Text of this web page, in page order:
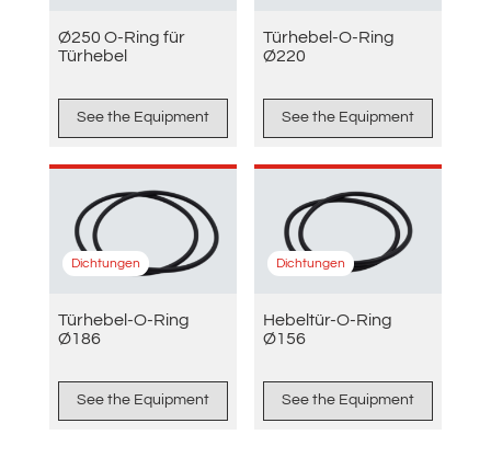
Ø250 O-Ring für
Türhebel
See the Equipment
Türhebel-O-Ring
Ø220
See the Equipment
Dichtungen
Türhebel-O-Ring
Ø186
See the Equipment
Dichtungen
Hebeltür-O-Ring
Ø156
See the Equipment